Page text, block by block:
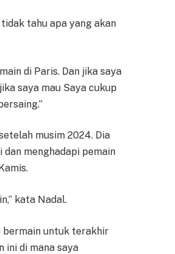
tahu apa yang akan
di Paris. Dan jika saya
saya mau Saya cukup
musim 2024. Dia
menghadapi pemain
kata Nadal.
bermain untuk terakhir
ini di mana saya